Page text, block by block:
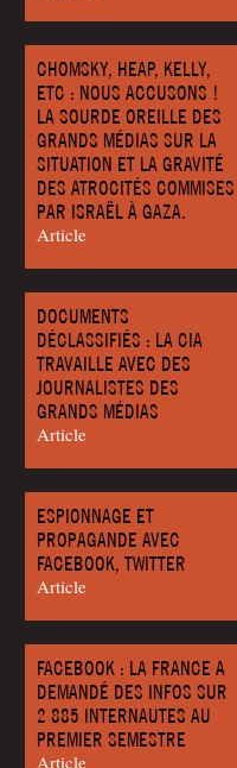
CHOMSKY, HEAP, KELLY,
ETC : NOUS ACCUSONS !
LA SOURDE OREILLE DES
GRANDS MÉDIAS SUR LA
SITUATION ET LA GRAVITÉ
DES ATROCITÉS COMMISES
PAR ISRAËL À GAZA.
Article
DOCUMENTS
DÉCLASSIFIÉS : LA CIA
TRAVAILLE AVEC DES
JOURNALISTES DES
GRANDS MÉDIAS
Article
ESPIONNAGE ET
PROPAGANDE AVEC
FACEBOOK, TWITTER
Article
FACEBOOK : LA FRANCE A
DEMANDÉ DES INFOS SUR
2 885 INTERNAUTES AU
PREMIER SEMESTRE
Article